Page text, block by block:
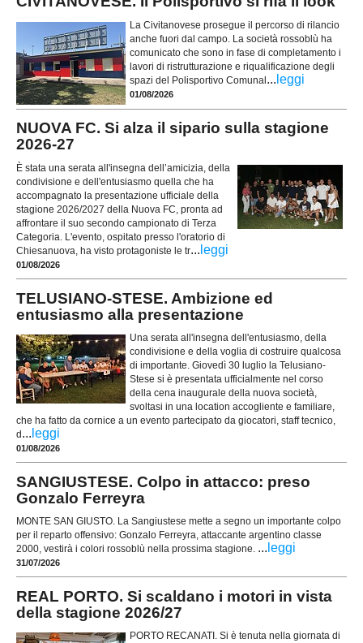
La Civitanovese prosegue il percorso di rilancio
anche fuori dal campo. La società rossoblù ha
comunicato che sono in fase di completamento i
lavori di ristrutturazione e riqualificazione degli
spazi del Polisportivo Comunal... leggi
01/08/2026
NUOVA FC. Si alza il sipario sulla stagione
2026-27
È stata una serata all'insegna dell’amicizia, della
condivisione e dell'entusiasmo quella che ha
accompagnato la presentazione ufficiale della
stagione 2026/2027 della Nuova FC, pronta ad
affrontare il suo secondo campionato di Terza
Categoria. L'evento, ospitato presso l'oratorio di
Chiesanuova, ha visto protagoniste le tr... leggi
01/08/2026
TELUSIANO-STESE. Ambizione ed
entusiasmo alla presentazione
Una serata all'insegna dell'entusiasmo, della
condivisione e della voglia di costruire qualcosa
di importante. Giovedì 30 luglio la Telusiano-
Stese si è presentata ufficialmente nel corso
della cena inaugurale della nuova società,
svoltasi in una location accogliente e familiare,
che ha fatto da cornice a un evento partecipato da giocatori, staff tecnico,
d ... leggi
01/08/2026
SANGIUSTESE. Colpo in attacco: preso
Gonzalo Ferreyra
MONTE SAN GIUSTO. La Sangiustese mette a segno un importante colpo
per il reparto offensivo: Gonzalo Ferreyra, attaccante argentino classe
2000, vestirà i colori rossoblù nella prossima stagione. ... leggi
31/07/2026
REAL PORTO. Si scaldano i motori in vista
della stagione 2026/27
PORTO RECANATI. Si è tenuta nella giornata di